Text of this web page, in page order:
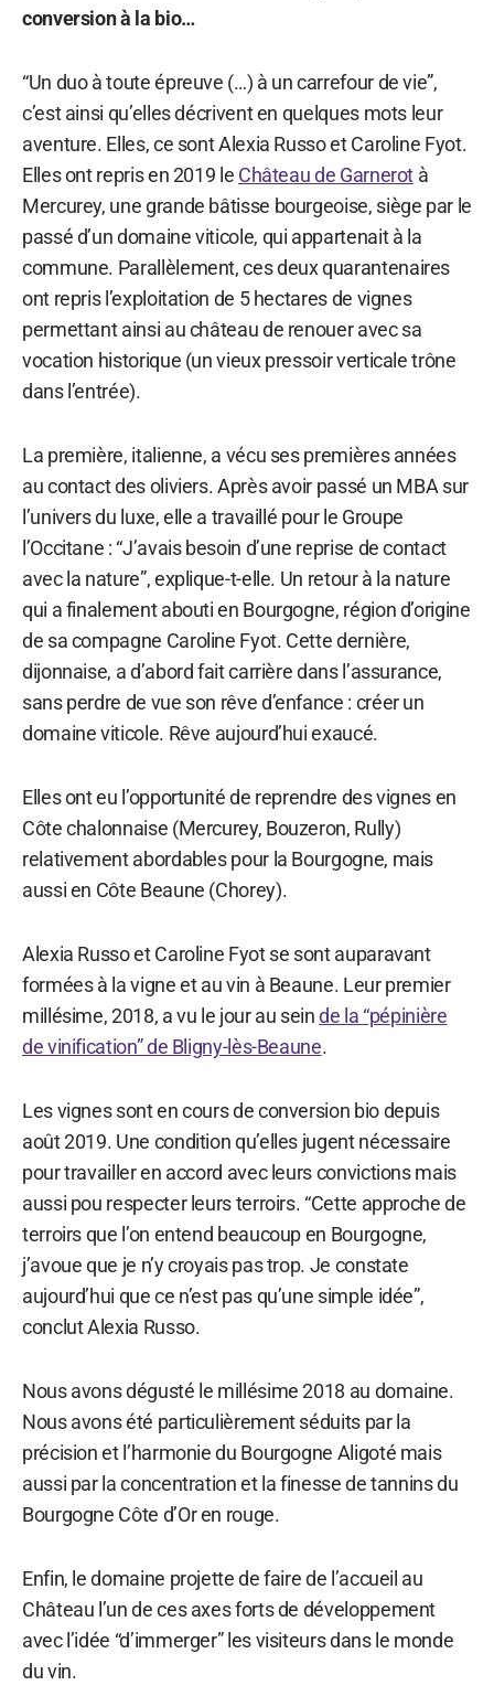
conversion à la bio…
“Un duo à toute épreuve (…) à un carrefour de vie”,
c’est ainsi qu’elles décrivent en quelques mots leur
aventure. Elles, ce sont Alexia Russo et Caroline Fyot.
Elles ont repris en 2019 le Château de Garnerot à
Mercurey, une grande bâtisse bourgeoise, siège par le
passé d’un domaine viticole, qui appartenait à la
commune. Parallèlement, ces deux quarantenaires
ont repris l’exploitation de 5 hectares de vignes
permettant ainsi au château de renouer avec sa
vocation historique (un vieux pressoir verticale trône
dans l’entrée).
La première, italienne, a vécu ses premières années
au contact des oliviers. Après avoir passé un MBA sur
l’univers du luxe, elle a travaillé pour le Groupe
l’Occitane : “J’avais besoin d’une reprise de contact
avec la nature”, explique-t-elle. Un retour à la nature
qui a finalement abouti en Bourgogne, région d’origine
de sa compagne Caroline Fyot. Cette dernière,
dijonnaise, a d’abord fait carrière dans l’assurance,
sans perdre de vue son rêve d’enfance : créer un
domaine viticole. Rêve aujourd’hui exaucé.
Elles ont eu l’opportunité de reprendre des vignes en
Côte chalonnaise (Mercurey, Bouzeron, Rully)
relativement abordables pour la Bourgogne, mais
aussi en Côte Beaune (Chorey).
Alexia Russo et Caroline Fyot se sont auparavant
formées à la vigne et au vin à Beaune. Leur premier
millésime, 2018, a vu le jour au seinde la “pépinière
de vinification” de Bligny-lès-Beaune.
Les vignes sont en cours de conversion bio depuis
août 2019. Une condition qu’elles jugent nécessaire
pour travailler en accord avec leurs convictions mais
aussi pou respecter leurs terroirs. “Cette approche de
terroirs que l’on entend beaucoup en Bourgogne,
j’avoue que je n’y croyais pas trop. Je constate
aujourd’hui que ce n’est pas qu’une simple idée”,
conclut Alexia Russo.
Nous avons dégusté le millésime 2018 au domaine.
Nous avons été particulièrement séduits par la
précision et l’harmonie du Bourgogne Aligoté mais
aussi par la concentration et la finesse de tannins du
Bourgogne Côte d’Or en rouge.
Enfin, le domaine projette de faire de l’accueil au
Château l’un de ces axes forts de développement
avec l’idée “d’immerger” les visiteurs dans le monde
du vin.